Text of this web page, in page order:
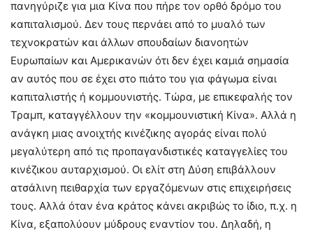
πανηγύριζε για μια Κίνα που πήρε τον ορθό δρόμο του
καπιταλισμού. Δεν τους περνάει από το μυαλό των
τεχνοκρατών και άλλων σπουδαίων διανοητών
Ευρωπαίων και Αμερικανών ότι δεν έχει καμιά σημασία
αν αυτός που σε έχει στο πιάτο του για φάγωμα είναι
καπιταλιστής ή κομμουνιστής. Τώρα, με επικεφαλής τον
Τραμπ, καταγγέλλουν την «κομμουνιστική Κίνα». Αλλά η
ανάγκη μιας ανοιχτής κινέζικης αγοράς είναι πολύ
μεγαλύτερη από τις προπαγανδιστικές καταγγελίες του
κινέζικου αυταρχισμού. Οι ελίτ στη Δύση επιβάλλουν
ατσάλινη πειθαρχία των εργαζόμενων στις επιχειρήσεις
τους. Αλλά όταν ένα κράτος κάνει ακριβώς το ίδιο, π.χ. η
Κίνα, εξαπολύουν μύδρους εναντίον του. Δηλαδή, η